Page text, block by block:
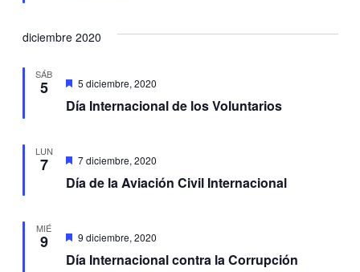
diciembre 2020
SÁB
5
Día Internacional de los Voluntarios
Destacadas
5 diciembre, 2020
LUN
7
Día de la Aviación Civil Internacional
Destacadas
7 diciembre, 2020
MIÉ
9
Día Internacional contra la Corrupción
Destacadas
9 diciembre, 2020